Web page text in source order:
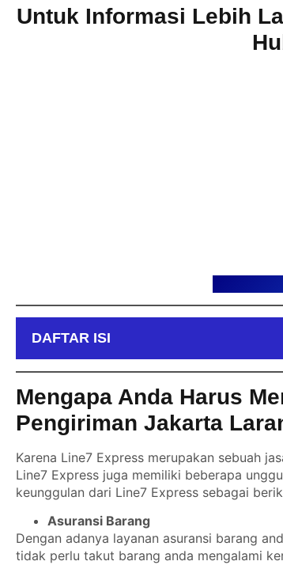
Untuk Informasi Lebih
DAFTAR ISI
Mengapa Anda Harus
Pengiriman Jakarta
Karena Line7 Express merupakan sebuah
Line7 Express juga memiliki beberapa
keunggulan dari Line7 Express sebagai
Asuransi Barang
Dengan adanya layanan asuransi barang
tidak perlu takut barang anda mengalami